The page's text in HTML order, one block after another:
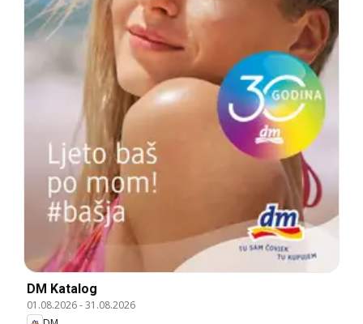
DM Katalog
01.08.2026-31.08.2026